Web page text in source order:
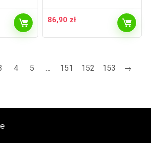
86,90 zł
4 5 … 151 152 153 →